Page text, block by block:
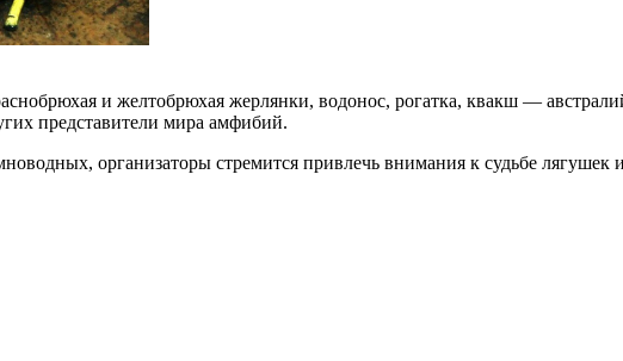
и желтобрюхая жерлянки, водонос, рогатка, квакш —
представители мира амфибий.
организаторы стремится привлечь внимания к судьбе